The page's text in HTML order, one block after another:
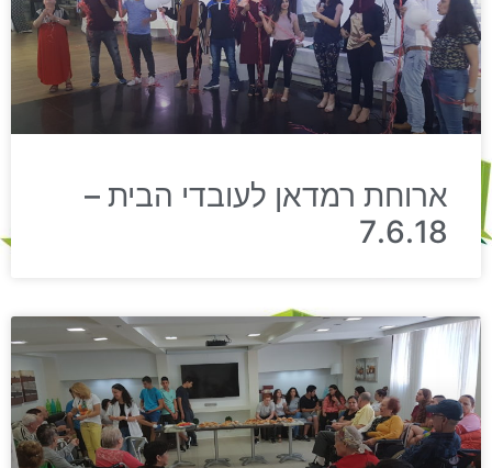
ארוחת רמדאן לעובדי הבית –
7.6.18